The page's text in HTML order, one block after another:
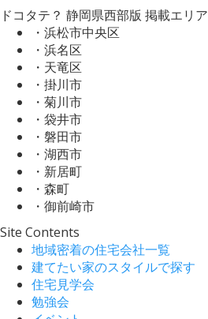
ドコタテ？ 静岡県西部版 掲載エリア
・浜松市中央区
・浜名区
・天竜区
・掛川市
・菊川市
・袋井市
・磐田市
・湖西市
・新居町
・森町
・御前崎市
Site Contents
地域密着の住宅会社一覧
建てたい家のスタイルで探す
住宅見学会
勉強会